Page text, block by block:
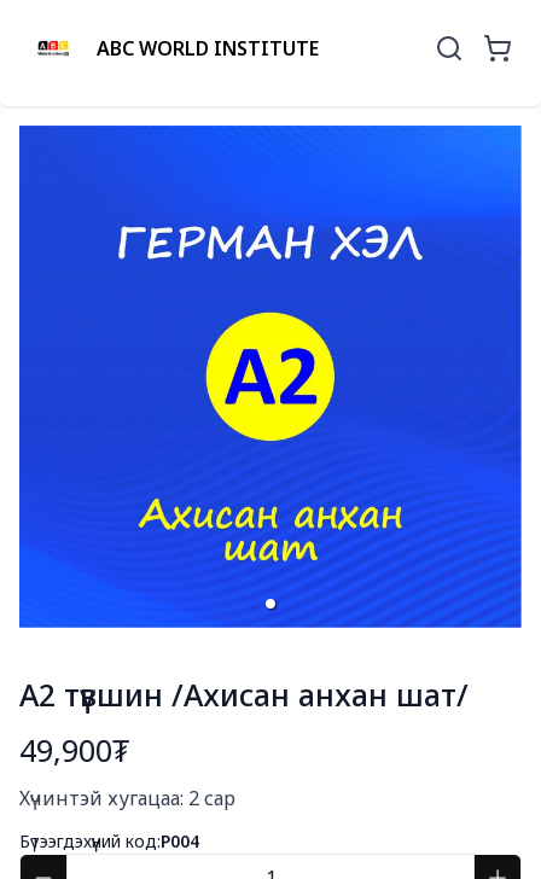
ABC WORLD INSTITUTE
А2 түвшин /Ахисан анхан шат/
49,900₮
Хүчинтэй хугацаа: 2 сар
Бүтээгдэхүүний код:P004